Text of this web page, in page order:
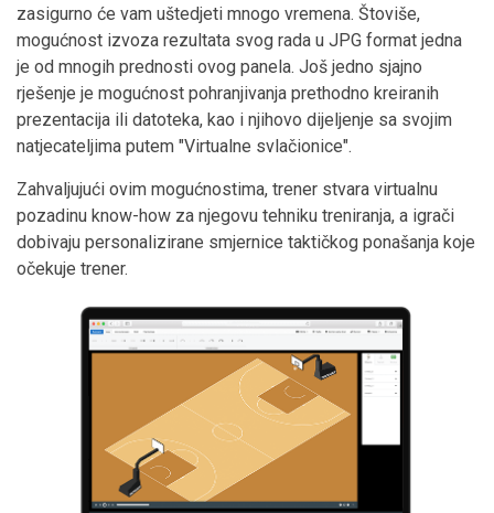
zasigurno će vam uštedjeti mnogo vremena. Štoviše,
mogućnost izvoza rezultata svog rada u JPG format jedna
je od mnogih prednosti ovog panela. Još jedno sjajno
rješenje je mogućnost pohranjivanja prethodno kreiranih
prezentacija ili datoteka, kao i njihovo dijeljenje sa svojim
natjecateljima putem "Virtualne svlačionice".
Zahvaljujući ovim mogućnostima, trener stvara virtualnu
pozadinu know-how za njegovu tehniku treniranja, a igrači
dobivaju personalizirane smjernice taktičkog ponašanja koje
očekuje trener.